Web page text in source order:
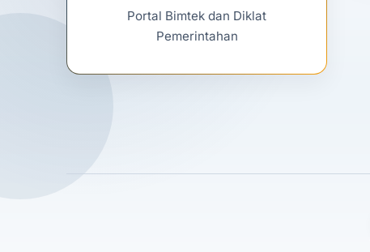
Portal Bimtek dan Diklat
Pemerintahan